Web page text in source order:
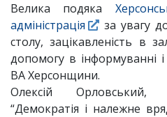
Велика подяка
адміністрація
за увагу
столу, зацікавленість в
допомогу в інформуванні
ВА Херсонщини.
Олексій Орловський,
“Демократія і належне